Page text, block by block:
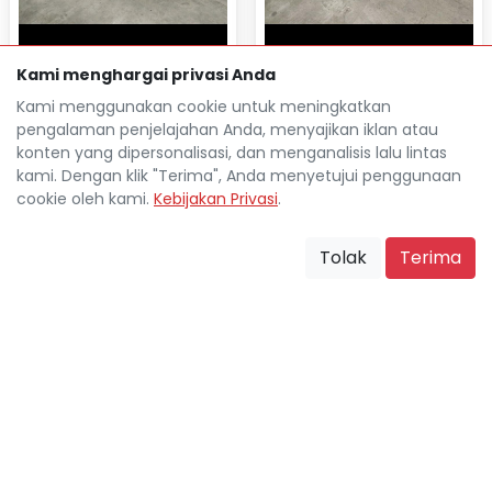
WULING CORTEZ EX
AUTOMATIC 2022
Rp 31.126.000
Rp 3.998.100
TOYOTA AVANZA 1.5L G
MANUAL 2021
TDP Rp 34.214.000
Jakarta Barat
Kami menghargai privasi Anda
Kami menggunakan cookie untuk meningkatkan
pengalaman penjelajahan Anda, menyajikan iklan atau
konten yang dipersonalisasi, dan menganalisis lalu lintas
kami. Dengan klik "Terima", Anda menyetujui penggunaan
cookie oleh kami. Kebijakan Privasi.
Tolak Terima